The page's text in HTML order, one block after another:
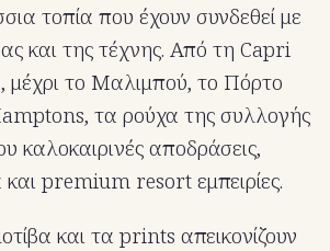
τοπία που έχουν συνδεθεί με
και της τέχνης. Από τη Capri
μέχρι το Μαλιμπού, το Πόρτο
τα ρούχα της συλλογής
καλοκαιρινές αποδράσεις,
premium resort εμπειρίες.
και τα prints απεικονίζουν